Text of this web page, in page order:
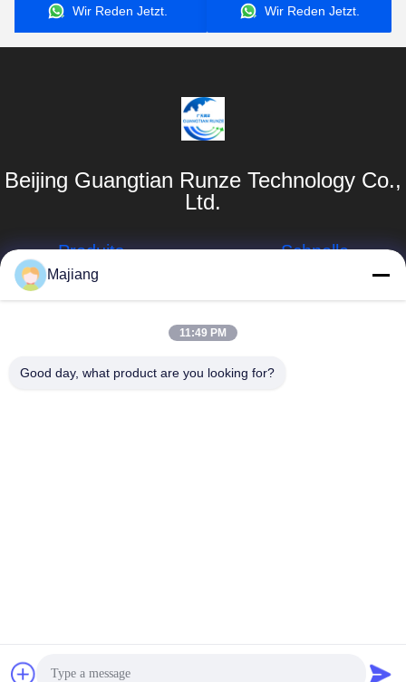
Wir Reden Jetzt. Wir Reden Jetzt.
Beijing Guangtian Runze Technology Co.,
Ltd.
Produits
Server Dells GPU
Server Lenovo
18910255277
Schnelle
2026 Beijing Guangtian Runze Technology Co., Ltd. Alle Rechte
Majiang
11:49 PM
Good day, what product are you looking for?